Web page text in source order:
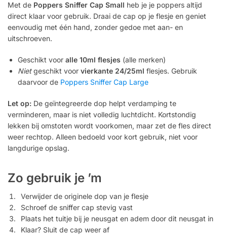
Met de Poppers Sniffer Cap Small heb je je poppers altijd
direct klaar voor gebruik. Draai de cap op je flesje en geniet
eenvoudig met één hand, zonder gedoe met aan- en
uitschroeven.
Geschikt voor alle 10ml flesjes (alle merken)
Nietgeschikt voor vierkante 24/25ml flesjes. Gebruik
daarvoor de Poppers Sniffer Cap Large
Let op: De geïntegreerde dop helpt verdamping te
verminderen, maar is niet volledig luchtdicht. Kortstondig
lekken bij omstoten wordt voorkomen, maar zet de fles direct
weer rechtop. Alleen bedoeld voor kort gebruik, niet voor
langdurige opslag.
Zo gebruik je ’m
Verwijder de originele dop van je flesje
Schroef de sniffer cap stevig vast
Plaats het tuitje bij je neusgat en adem door dit neusgat in
Klaar? Sluit de cap weer af